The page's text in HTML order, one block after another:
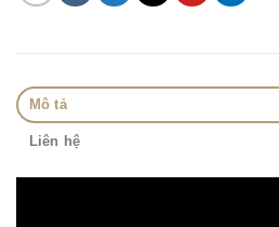
Mô tả
Liên hệ